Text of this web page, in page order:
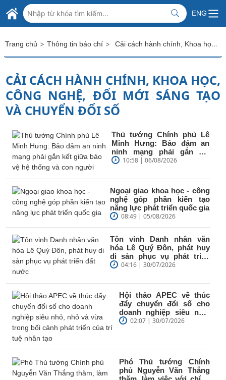
Skip to Main Content
BỘ NGOẠI GIAO VIỆT NAM
MINISTRY OF FOREIGN AFFAIRS
ENG
Trang chủ > Thông tin báo chí > Cải cách hành chính, Khoa học, công nghệ, đổi mới sáng tạo và chuyển đổi số
CẢI CÁCH HÀNH CHÍNH, KHOA HỌC,
CÔNG NGHỆ, ĐỔI MỚI SÁNG TẠO
VÀ CHUYỂN ĐỔI SỐ
Thủ tướng Chính phủ Lê
Minh Hưng: Bảo đảm an
ninh mạng phải gắn kết
giữa bảo vệ hệ thống và
10:58 | 06/08/2026
Ngoại giao khoa học - công
nghệ góp phần kiến tạo
năng lực phát triển quốc gia
08:49 | 05/08/2026
Tôn vinh Danh nhân văn
hóa Lê Quý Đôn, phát huy
di sản phục vụ phát triển
đất nước
04:16 | 30/07/2026
Hội thảo APEC về thúc
đẩy chuyển đổi số cho
doanh nghiệp siêu nhỏ,
nhỏ và vừa trong bối
02:07 | 30/07/2026
Phó Thủ tướng Chính
phủ Nguyễn Văn Thắng